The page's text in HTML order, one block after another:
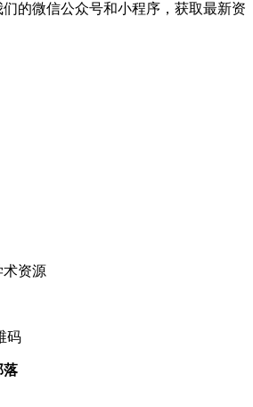
的微信公众号和小程序，获取最新资
术资源
码
落